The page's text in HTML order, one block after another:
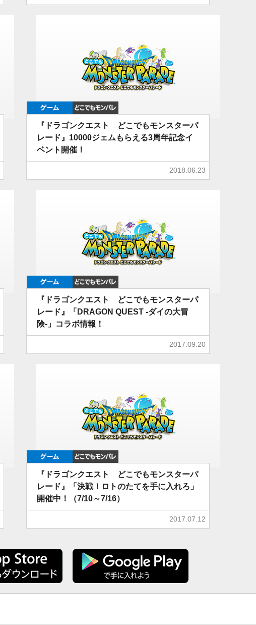
ゲーム
『ドラゴンクエスト どこでもモンスターパ
レード』10000ジェムもらえる3周年記念イ
ベント開催！
2018.06.23
ゲーム
『ドラゴンクエスト どこでもモンスターパ
レード』「DRAGON QUEST -ダイの大冒
険-」コラボ情報！
2017.09.20
ゲーム
『ドラゴンクエスト どこでもモンスターパ
レード』「決戦！ロトのたてを手に入れろ」
開催中！（7/10～7/16）
2017.07.12